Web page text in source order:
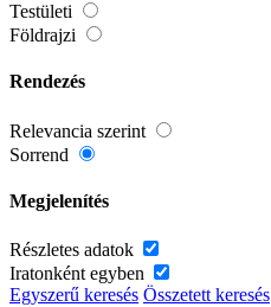
Testületi
Földrajzi
Rendezés
Relevancia szerint
Sorrend
Megjelenítés
Részletes adatok
Iratonként egyben
Egyszerű keresés Összetett keresés